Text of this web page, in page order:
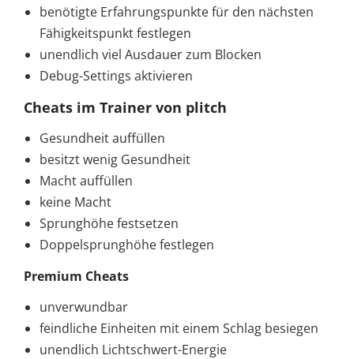
benötigte Erfahrungspunkte für den nächsten
Fähigkeitspunkt festlegen
unendlich viel Ausdauer zum Blocken
Debug-Settings aktivieren
Cheats im Trainer von plitch
Gesundheit auffüllen
besitzt wenig Gesundheit
Macht auffüllen
keine Macht
Sprunghöhe festsetzen
Doppelsprunghöhe festlegen
Premium Cheats
unverwundbar
feindliche Einheiten mit einem Schlag besiegen
unendlich Lichtschwert-Energie